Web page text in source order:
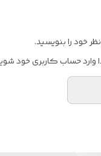
خود را بنویسید.
وارد حساب کاربری خود